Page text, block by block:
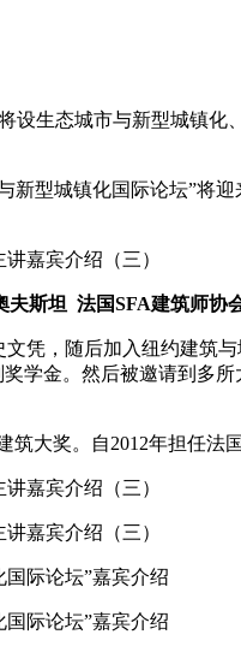
生态城市与新型城镇化
型城镇化国际论坛”将
夫斯坦 法国SFA建筑师协
，随后加入纽约建筑
学金。然后被邀请到多
大奖。自2012年担任法